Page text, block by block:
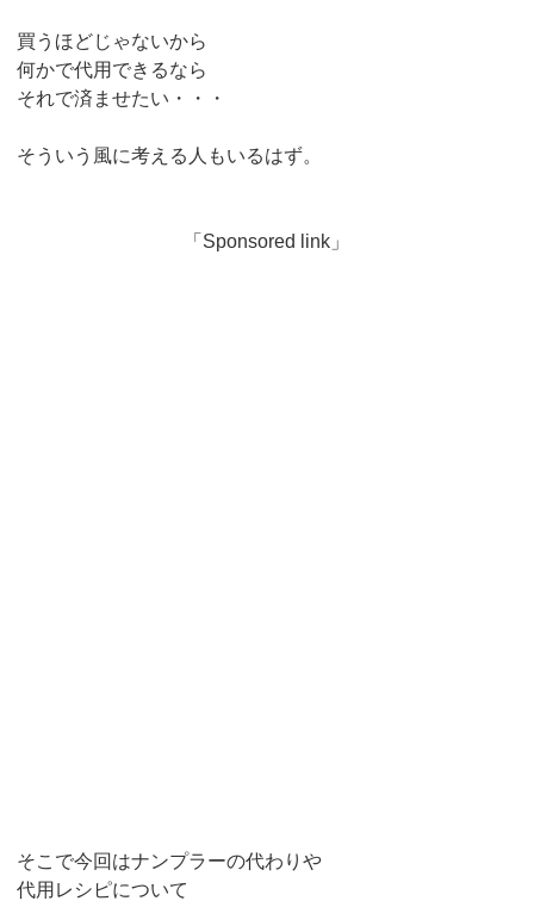
買うほどじゃないから
何かで代用できるなら
それで済ませたい・・・
そういう風に考える人もいるはず。
「Sponsored link」
そこで今回はナンプラーの代わりや
代用レシピについて